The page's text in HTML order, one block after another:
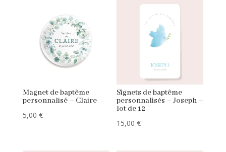
Magnet de baptême
personnalisé – Claire
5,00 €
Signets de baptême
personnalisés – Joseph –
lot de 12
15,00€